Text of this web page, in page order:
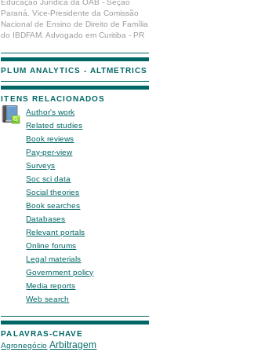
Paraná. Vice-Presidente da Comissão
Nacional de Ensino de Direito de Família
do IBDFAM. Advogado em Curitiba - PR
PLUM ANALYTICS - ALTMETRICS
ITENS RELACIONADOS
Author's work
Related studies
Book reviews
Pay-per-view
Surveys
Soc sci data
Social theories
Book searches
Databases
Relevant portals
Online forums
Legal materials
Government policy
Media reports
Web search
PALAVRAS-CHAVE
Agronegócio Arbitragem